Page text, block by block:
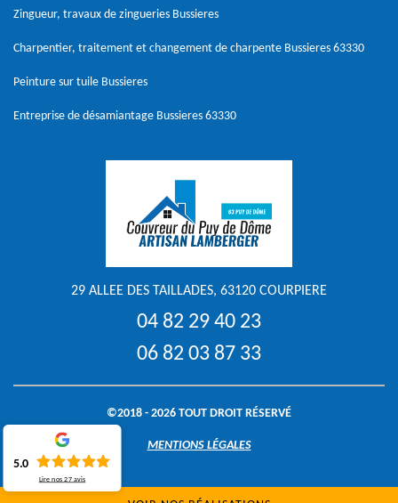
Zingueur, travaux de zingueries Bussieres
Charpentier, traitement et changement de charpente Bussieres 63330
Peinture sur tuile Bussieres
Entreprise de désamiantage Bussieres 63330
29 ALLEE DES TAILLADES, 63120 COURPIERE
04 82 29 40 23
06 82 03 87 33
©2018 - 2026 TOUT DROIT RÉSERVÉ
MENTIONS LÉGALES
5.0
Lire nos27 avis